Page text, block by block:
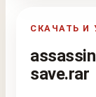
СКАЧАТЬ И
save.rar